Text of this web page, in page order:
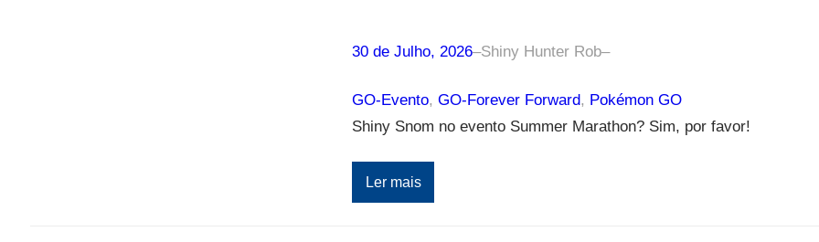
30 de Julho, 2026–Shiny Hunter Rob–
GO-Evento, GO-Forever Forward, Pokémon GO
Shiny Snom no evento Summer Marathon? Sim, por favor!
Ler mais